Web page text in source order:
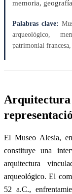
memoria,
Palabras clave:
arqueológico,
patrimonial
Arquitectura
El Museo Alesia,
constituye una
arquitectura
arqueológico. El
52 a.C.,